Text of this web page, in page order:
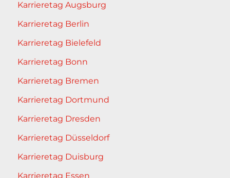
Karrieretag Augsburg
Karrieretag Berlin
Karrieretag Bielefeld
Karrieretag Bonn
Karrieretag Bremen
Karrieretag Dortmund
Karrieretag Dresden
Karrieretag Düsseldorf
Karrieretag Duisburg
Karrieretag Essen